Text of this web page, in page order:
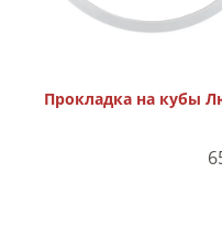
Прокладка на кубы